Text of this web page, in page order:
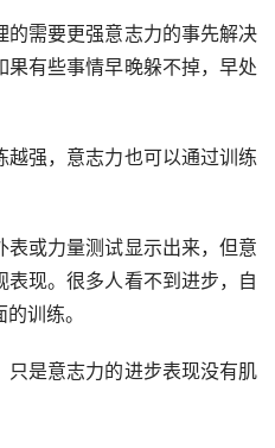
需要更强意志力的事先解决
有些事情早晚躲不掉，早处
强，意志力也可以通过训练
或力量测试显示出来，但意
现。很多人看不到进步，自
训练。
是意志力的进步表现没有肌